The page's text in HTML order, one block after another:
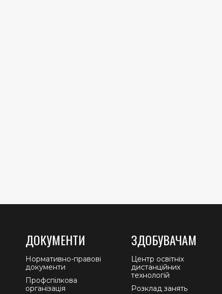
ДОКУМЕНТИ
Нормативно-правові
документи
Профспілкова
організація
ЗДОБУВАЧАМ
Центр освітніх
дистанційних
технологій
Розклад занять